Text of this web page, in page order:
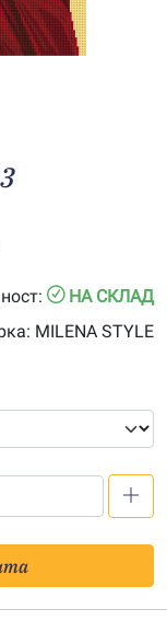
НА СКЛАД
MILENA STYLE